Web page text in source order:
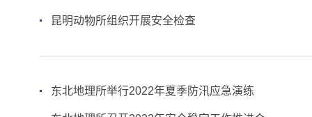
昆明动物所组织开展安全检查
东北地理所举行2022年夏季防汛应急演练